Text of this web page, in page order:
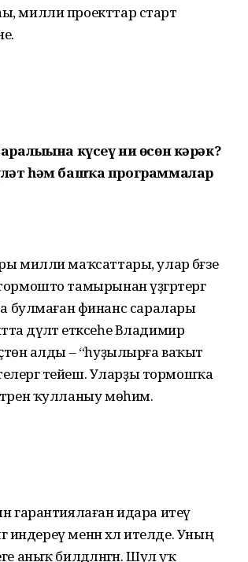
милли проекттар старт
күсеү ни өсөн кәрәк?
һәм башҡа программалар
милли маҡсаттары, улар бәғзе
тамырынан үҙгәртергә
булмаған финанс саралары
дәүләт етәксеһе Владимир
алды – “һуҙылырға ваҡыт
тейеш. Уларҙы тормошҡа
ҡулланыу мөһим.
идара итеү
индереү менән хәл ителде. Уның
аныҡ билдәләнгән. Шул уҡ